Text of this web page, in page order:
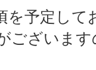
を予定して
ございま